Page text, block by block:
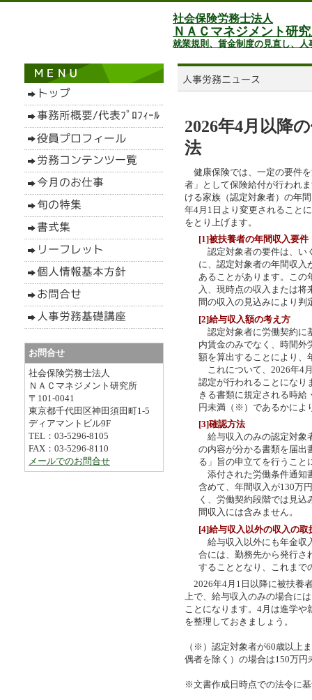
社会保険労務士法人
ＮＡＣマネジメント研
就業規則、賃金制度の見直し、
2026年4月以降
法
健康保険では、一定の要件
者」として保険給付が行われ
ける家族（認定対象者）の年
年4月1日より変更されること
をとり上げます。
[1]被扶養者の年間収入要件
認定対象者の要件は、い
に、認定対象者の年間収
あることがあります。この
入、現時点の収入または
間の収入の見込みにより判
[2]給与収入額の考え方
認定対象者に労働契約に
内賃金のみでなく、時間外
額を算出することにより、
これについて、2026年4
認定が行われることになり
きる書類に規定される時
円未満（※）であるかによ
[3]確認方法
給与収入のみの認定対象
の内容が分かる書類を届出
る」旨の申立てを行うこと
添付された労働条件通知
含めて、年間収入が130万
く、労働契約段階では見
間収入には含みません。
[4]給与収入以外の収入の取
給与収入以外にも年金収
合には、勤務先から発行さ
することとなり、これまで
2026年4月1日以降に被扶養
上で、給与収入のみの場合に
ことになります。4月は進学
を整理しておきましょう。
（※）認定対象者が60歳以上
偶者を除く）の場合は150万円
※文書作成日時点での法令に
お問合せ
社会保険労務士法人
ＮＡＣマネジメント研究所
〒101-0041
東京都千代田区神田須田町1-5
ディアマントビル9F
TEL：03-5296-8105
FAX：03-5296-8110
メールでのお問合せ